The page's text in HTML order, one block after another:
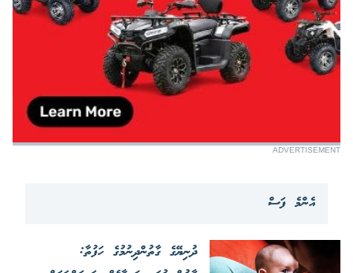
ADVERTISEMENT
އެންމެ ފަސް
ދުނިޔޭގެ ގާތުންދިނުމުގެ ހަފުތާ: